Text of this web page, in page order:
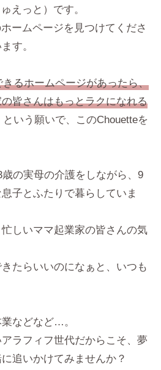
えっと）です。
ームページを見つけてくださ
す。
るホームページがあったら、
皆さんはもっとラクになれる
という願いで、このChouetteを
の実母の介護をしながら、9
子とふたりで暮らしていま
しいママ起業家の皆さんの気
たらいいのになぁと、いつも
などなど…。
ラフィフ世代だからこそ、夢
追いかけてみませんか？